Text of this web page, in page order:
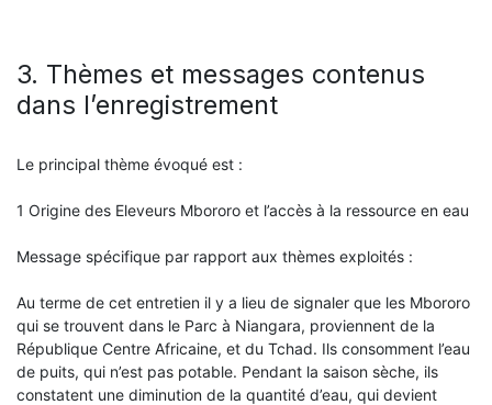
3. Thèmes et messages contenus
dans l’enregistrement
Le principal thème évoqué est :
1 Origine des Eleveurs Mbororo et l’accès à la ressource en eau
Message spécifique par rapport aux thèmes exploités :
Au terme de cet entretien il y a lieu de signaler que les Mbororo
qui se trouvent dans le Parc à Niangara, proviennent de la
République Centre Africaine, et du Tchad. Ils consomment l’eau
de puits, qui n’est pas potable. Pendant la saison sèche, ils
constatent une diminution de la quantité d’eau, qui devient